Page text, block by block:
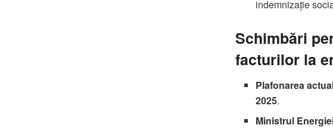
indemnizație
Schimbări
facturilor la
Plafonarea
2025.
Ministrul